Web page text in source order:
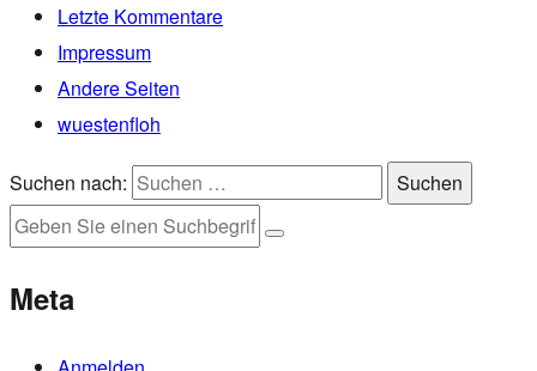
Letzte Kommentare
Impressum
Andere Seiten
wuestenfloh
Suchen nach: Suchen
Meta